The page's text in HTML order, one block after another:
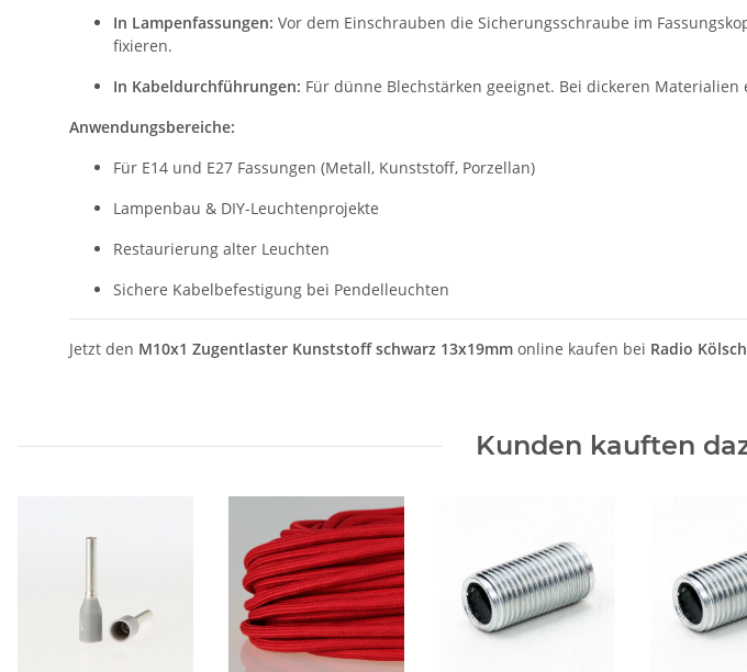
In Lampenfassungen: Vor dem Einschrauben die Sicherungsschraube im
fixieren.
In Kabeldurchführungen: Für dünne Blechstärken geeignet. Bei dickeren
Anwendungsbereiche:
Für E14 und E27 Fassungen (Metall, Kunststoff, Porzellan)
Lampenbau & DIY-Leuchtenprojekte
Restaurierung alter Leuchten
Sichere Kabelbefestigung bei Pendelleuchten
Jetzt den M10x1 Zugentlaster Kunststoff schwarz 13x19mm online kaufen bei Radio
Kunden kauften